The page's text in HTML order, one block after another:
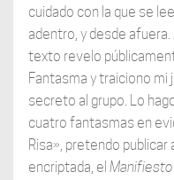
cuidado con la que se
adentro, y desde
texto revelo
Fantasma y traiciono
secreto al grupo. Lo
cuatro fantasmas en
Risa», pretendo publicar
encriptada, el